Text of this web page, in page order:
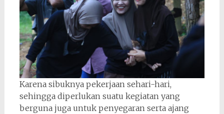
Karena sibuknya pekerjaan sehari-hari,
sehingga diperlukan suatu kegiatan yang
berguna juga untuk penyegaran serta ajang